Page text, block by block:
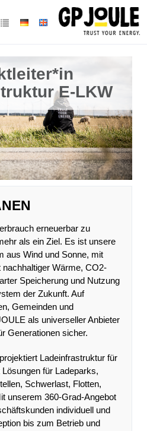
E-LKW
erneuerbar zu
als ein Ziel. Es ist unsere
aus Wind und Sonne, mit
Wärme, CO2-
Speicherung und Nutzung
der Zukunft. Auf
Gemeinden und
als universeller Anbieter
Generationen sicher.
Ladeinfrastruktur für
für Ladeparks,
Schwerlast, Flotten,
unserem 360-Grad-Angebot
individuell und
bis zum Betrieb und